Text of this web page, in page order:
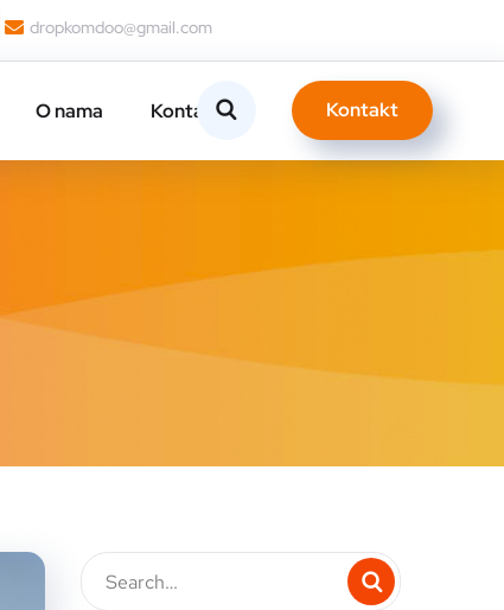
dropkomdoo@gmail.com
O nama Kontakt Kontakt